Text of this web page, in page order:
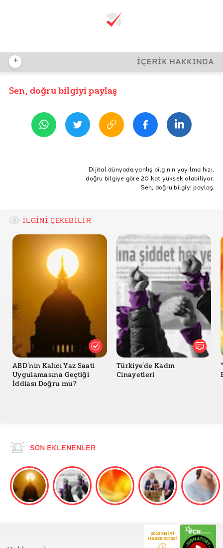
+ İÇERİK HAKKINDA
YAYIN TARİHİ
Sen, doğru bilgiyi paylaş
Dijital dünyada yanlış bilginin yayılma hızı,
doğru bilgiye göre 20 kat yüksek olabiliyor.
Sen, doğru bilgiyi paylaş.
İLGİNİ ÇEKEBİLİR
ABD’nin Kalıcı Yaz Saati
Uygulamasına Geçtiği
İddiası Doğru mu?
Türkiye’de Kadın
Cinayetleri
SON EKLENENLER